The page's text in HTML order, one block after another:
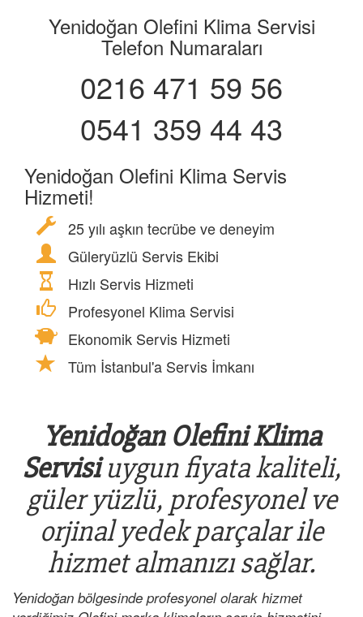
Yenidoğan Olefini Klima Servisi
Telefon Numaraları
0216 471 59 56
0541 359 44 43
Yenidoğan Olefini Klima Servis
Hizmeti!
25 yılı aşkın tecrübe ve deneyim
Güleryüzlü Servis Ekibi
Hızlı Servis Hizmeti
Profesyonel Klima Servisi
Ekonomik Servis Hizmeti
Tüm İstanbul'a Servis İmkanı
Yenidoğan Olefini Klima
Servisiuygun fiyata kaliteli,
güler yüzlü, profesyonel ve
orjinal yedek parçalar ile
hizmet almanızı sağlar.
Yenidoğan bölgesinde profesyonel olarak hizmet